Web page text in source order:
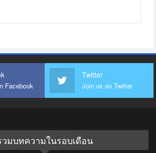
Facebook
Twitter
Join us on Twitter
วมบทความในรอบเดือน